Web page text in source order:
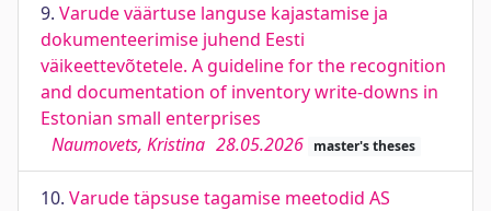
9. Varude väärtuse languse kajastamise ja
dokumenteerimise juhend Eesti
väikeettevõtetele. A guideline for the recognition
and documentation of inventory write-downs in
Estonian small enterprises
Naumovets, Kristina 28.05.2026 master's theses
10. Varude täpsuse tagamise meetodid AS